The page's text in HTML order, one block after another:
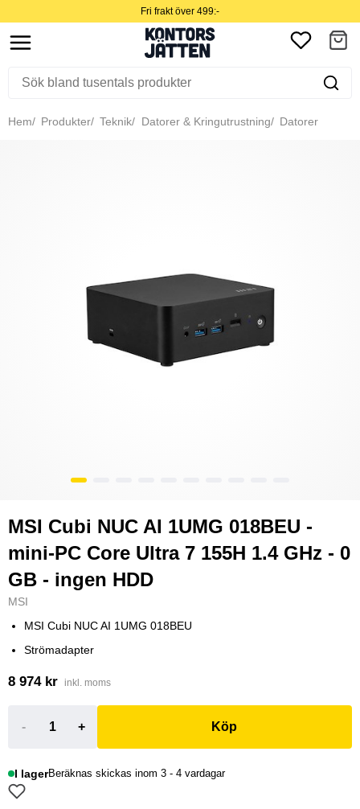
Fri frakt över 499:-
Hem Produkter Teknik Datorer & Kringutrustning Datorer
MSI Cubi NUC AI 1UMG 018BEU -
mini-PC Core Ultra 7 155H 1.4 GHz - 0
GB - ingen HDD
MSI
MSI Cubi NUC AI 1UMG 018BEU
Strömadapter
8 974 kr inkl. moms
- + Köp
I lagerBeräknas skickas inom 3 - 4 vardagar